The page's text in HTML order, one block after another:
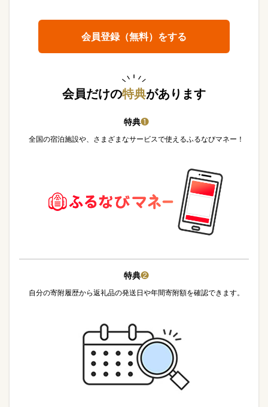
会員登録（無料）をする
会員だけの特典があります
特典❶
全国の宿泊施設や、さまざまなサービスで使えるふるなびマネー！
特典❷
自分の寄附履歴から返礼品の発送日や年間寄附額を確認できます。